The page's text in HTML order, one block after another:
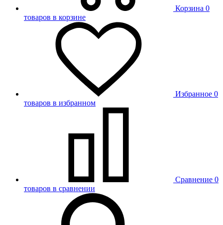
Корзина 0
товаров в корзине
Избранное 0
товаров в избранном
Сравнение 0
товаров в сравнении